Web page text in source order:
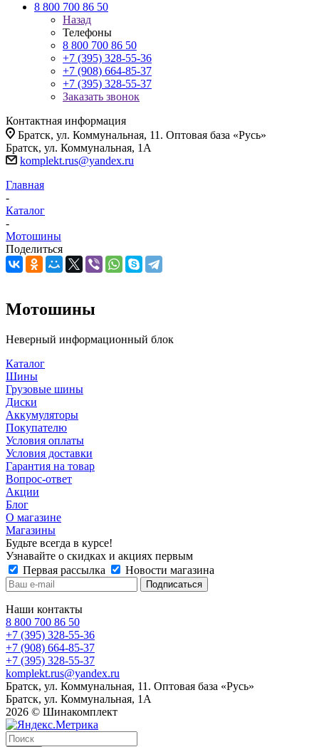
8 800 700 86 50
Назад
Телефоны
8 800 700 86 50
+7 (395) 328-55-36
+7 (908) 664-85-37
+7 (395) 328-55-37
Заказать звонок
Контактная информация
Братск, ул. Коммунальная, 11. Оптовая база «Русь»
Братск, ул. Коммунальная, 1А
komplekt.rus@yandex.ru
Главная
-
Каталог
-
Мотошины
Поделиться
Мотошины
Неверный информационный блок
Каталог
Шины
Грузовые шины
Диски
Аккумуляторы
Покупателю
Условия оплаты
Условия доставки
Гарантия на товар
Вопрос-ответ
Акции
Блог
О магазине
Магазины
Будьте всегда в курсе!
Узнавайте о скидках и акциях первым
Первая рассылка
Новости магазина
Наши контакты
8 800 700 86 50
+7 (395) 328-55-36
+7 (908) 664-85-37
+7 (395) 328-55-37
komplekt.rus@yandex.ru
Братск, ул. Коммунальная, 11. Оптовая база «Русь»
Братск, ул. Коммунальная, 1А
2026 © Шинакомплект